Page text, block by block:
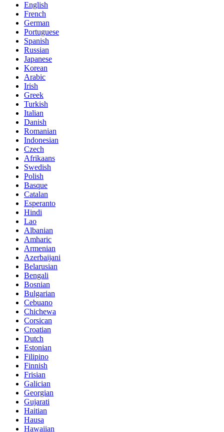
English
French
German
Portuguese
Spanish
Russian
Japanese
Korean
Arabic
Irish
Greek
Turkish
Italian
Danish
Romanian
Indonesian
Czech
Afrikaans
Swedish
Polish
Basque
Catalan
Esperanto
Hindi
Lao
Albanian
Amharic
Armenian
Azerbaijani
Belarusian
Bengali
Bosnian
Bulgarian
Cebuano
Chichewa
Corsican
Croatian
Dutch
Estonian
Filipino
Finnish
Frisian
Galician
Georgian
Gujarati
Haitian
Hausa
Hawaiian